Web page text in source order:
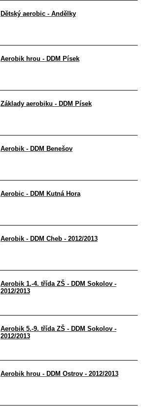
Dětský aerobic - Andělky
Aerobik hrou - DDM Písek
Základy aerobiku - DDM Písek
Aerobik - DDM Benešov
Aerobic - DDM Kutná Hora
Aerobik - DDM Cheb - 2012/2013
Aerobik 1.-4. třída ZŠ - DDM Sokolov -
2012/2013
Aerobik 5.-9. třída ZŠ - DDM Sokolov -
2012/2013
Aerobik hrou - DDM Ostrov - 2012/2013